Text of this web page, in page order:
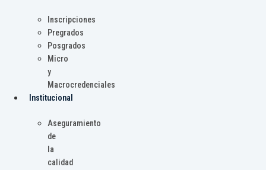
Inscripciones
Pregrados
Posgrados
Micro
y
Macrocredenciales
Institucional
Aseguramiento
de
la
calidad